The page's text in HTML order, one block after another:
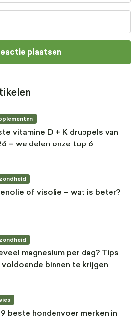
vitamine D + K druppels van
– we delen onze top 6
of visolie – wat is beter?
magnesium per dag? Tips
voldoende binnen te krijgen
9 beste hondenvoer merken in